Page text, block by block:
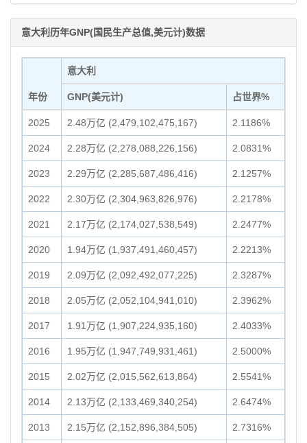
意大利历年GNP(国民生产总值,美元计)数据
年份
意大利
GNP(美元计) 占世界%
2025 2.48万亿 (2,479,102,475,167) 2.1186%
2024 2.28万亿 (2,278,088,226,156) 2.0831%
2023 2.29万亿 (2,285,687,486,416) 2.1257%
2022 2.30万亿 (2,304,963,826,976) 2.2178%
2021 2.17万亿 (2,174,027,538,549) 2.2477%
2020 1.94万亿 (1,937,491,460,457) 2.2213%
2019 2.09万亿 (2,092,492,077,225) 2.3287%
2018 2.05万亿 (2,052,104,941,010) 2.3962%
2017 1.91万亿 (1,907,224,935,160) 2.4033%
2016 1.95万亿 (1,947,749,931,461) 2.5000%
2015 2.02万亿 (2,015,562,613,864) 2.5541%
2014 2.13万亿 (2,133,469,340,254) 2.6474%
2013 2.15万亿 (2,152,896,384,505) 2.7316%